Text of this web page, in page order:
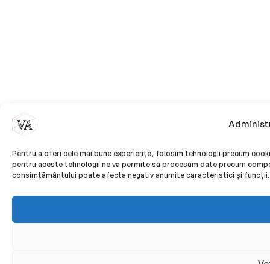
Pentru a oferi cele mai bune experiențe, folosim tehnologii precum
pentru aceste tehnologii ne va permite să procesăm date precum
consimțământului poate afecta negativ anumite caracteristici și funcții.